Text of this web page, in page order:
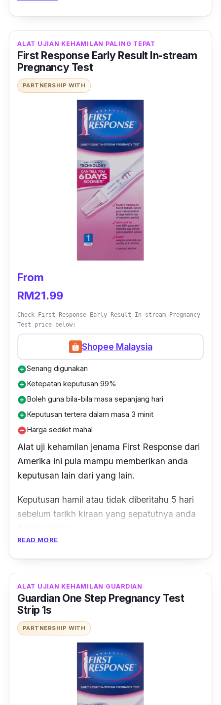
Boleh didapati dengan mudah di drugstore
berhampiran anda atau di Shopee.
ALAT UJIAN KEHAMILAN PALING TEPAT
First Response Early Result In-stream
Pregnancy Test
PARTNERSHIP WITH
From
RM21.99
Check First Response Early Result In-stream Pregnancy
Test price below:
Shopee Malaysia
add_circleSenang digunakan
add_circleKetepatan keputusan 99%
add_circleBoleh guna bila-bila masa sepanjang hari
add_circleKeputusan tertera dalam masa 3 minit
remove_circleHarga sedikit mahal
Alat uji kehamilan jenama First Response dari
Amerika ini pula mampu memberikan anda
keputusan lain dari yang lain.
Keputusan hamil atau tidak diberitahu 5 hari
sebelum tarikh kiraan yang sepatutnya anda
Namun, kalau cara ini membuatkan anda
kurang selesa, boleh kumpul dulu urin dalam
bekas atau botol yang bersih dan kering.
Kemudian, rendamstick pregnancy test
bahagian hujungnya selama 5 saat.
Jangan lupa untuk letakkan di atas
READ MORE
ALAT UJIAN KEHAMILAN GUARDIAN
Guardian One Step Pregnancy Test
Strip 1s
PARTNERSHIP WITH